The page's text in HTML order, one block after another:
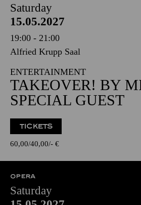
Saturday
15.05.2027
19:00 - 21:00
Alfried Krupp Saal
ENTERTAINMENT
TAKEOVER! BY
SPECIAL GUEST
TICKETS
60,00 40,00 - €
OPERA
Saturday